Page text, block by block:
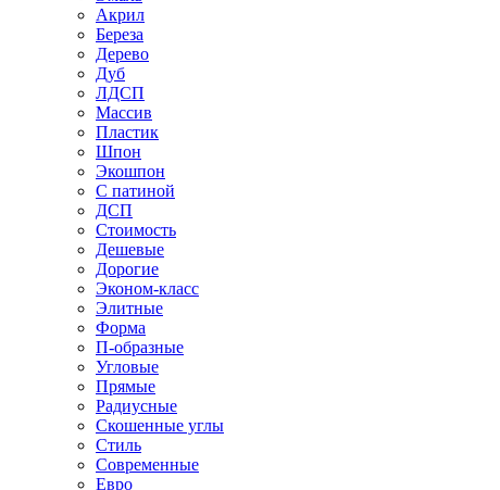
Акрил
Береза
Дерево
Дуб
ЛДСП
Массив
Пластик
Шпон
Экошпон
С патиной
ДСП
Стоимость
Дешевые
Дорогие
Эконом-класс
Элитные
Форма
П-образные
Угловые
Прямые
Радиусные
Скошенные углы
Стиль
Современные
Евро